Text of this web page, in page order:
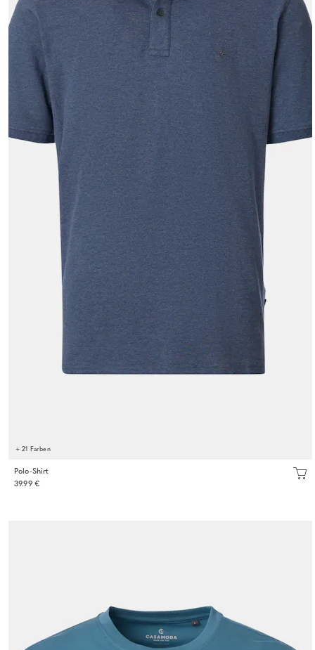
+ 21 Farben
Polo-Shirt
39.99 €